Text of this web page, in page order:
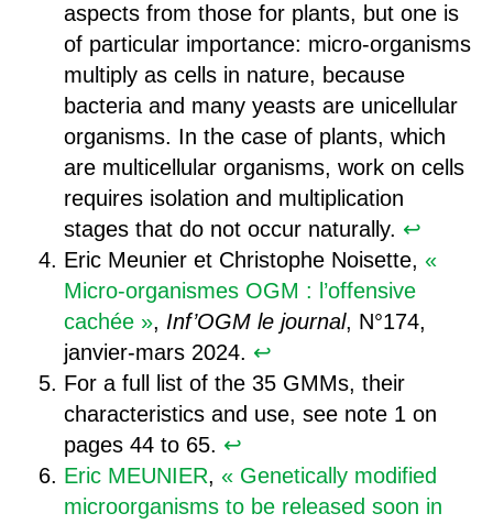
aspects from those for plants, but one is
of particular importance: micro-organisms
multiply as cells in nature, because
bacteria and many yeasts are unicellular
organisms. In the case of plants, which
are multicellular organisms, work on cells
requires isolation and multiplication
stages that do not occur naturally. ↩︎
Eric Meunier et Christophe Noisette, «
Micro-organismes OGM : l’offensive
cachée », Inf’OGM le journal, N°174,
janvier-mars 2024. ↩︎
For a full list of the 35 GMMs, their
characteristics and use, see note 1 on
pages 44 to 65. ↩︎
Eric MEUNIER, « Genetically modified
microorganisms to be released soon in